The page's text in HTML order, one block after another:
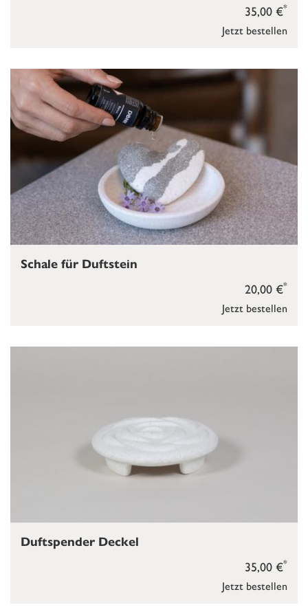
Jetzt bestellen
35,00 €*
Jetzt bestellen
20,00 €*
Schale für Duftstein
Jetzt bestellen
35,00 €*
Duftspender Deckel